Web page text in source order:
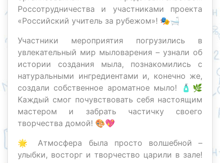
Россотрудничества и участниками проекта
«Российский учитель за рубежом»! 🎭🛁
Участники мероприятия погрузились в
увлекательный мир мыловарения – узнали об
истории создания мыла, познакомились с
натуральными ингредиентами и, конечно же,
создали собственное ароматное мыло! 🧴🌿
Каждый смог почувствовать себя настоящим
мастером и забрать частичку своего
творчества домой! 🎨💖
🌟 Атмосфера была просто волшебной –
улыбки, восторг и творчество царили в зале!